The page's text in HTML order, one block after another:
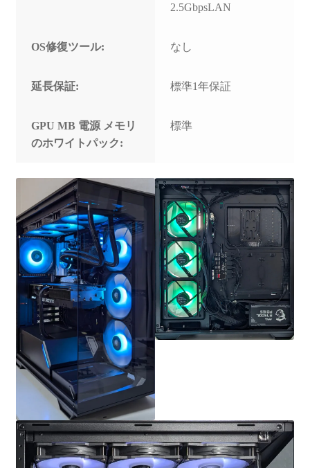
2.5GbpsLAN
OS修復ツール: なし
延長保証: 標準1年保証
GPU MB 電源 メモリ
のホワイトパック:
標準